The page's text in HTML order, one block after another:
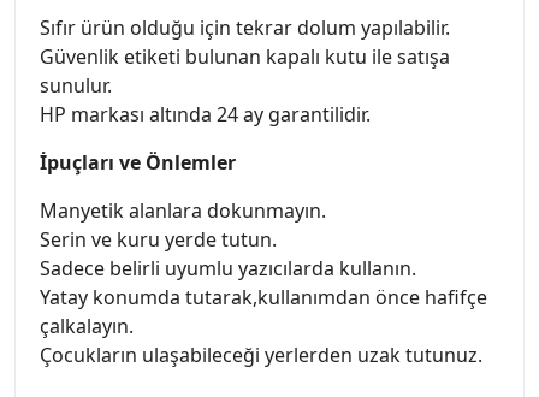
Sıfır ürün olduğu için tekrar dolum yapılabilir.
Güvenlik etiketi bulunan kapalı kutu ile satışa
sunulur.
HP markası altında 24 ay garantilidir.
İpuçları ve Önlemler
Manyetik alanlara dokunmayın.
Serin ve kuru yerde tutun.
Sadece belirli uyumlu yazıcılarda kullanın.
Yatay konumda tutarak,kullanımdan önce hafifçe
çalkalayın.
Çocukların ulaşabileceği yerlerden uzak tutunuz.